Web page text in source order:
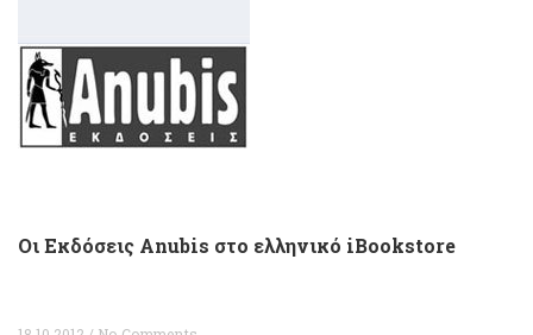
Οι Εκδόσεις Anubis στο ελληνικό iBookstore